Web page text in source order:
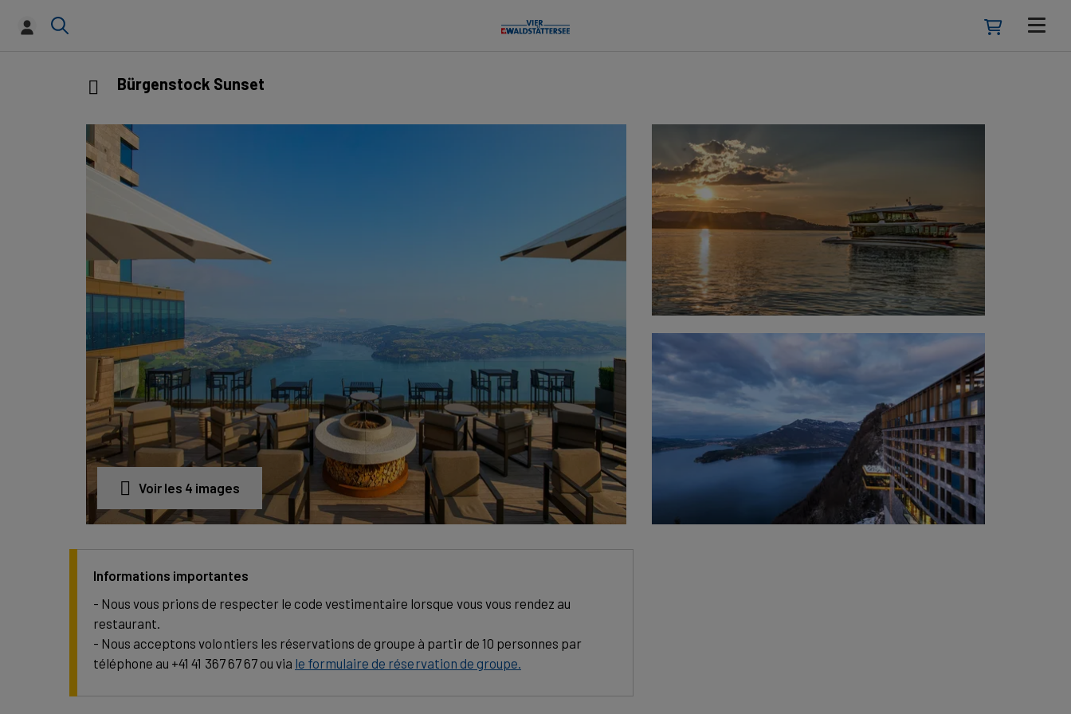
Bürgenstock Sunset
Voir les 4 images
Informations importantes
- Nous vous prions de respecter le code vestimentaire lorsque vous vous rendez au
restaurant.
- Nous acceptons volontiers les réservations de groupe à partir de 10 personnes par
téléphone au +41 41 367 67 67 ou via le formulaire de réservation de groupe.